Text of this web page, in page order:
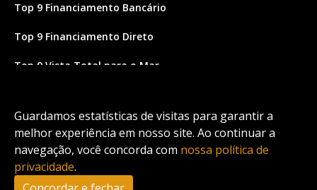
Guardamos estatísticas de visitas para garantir a
melhor experiência em nosso site. Ao continuar a
navegação, você concorda com nossa política de
privacidade.
Top 9 Financiamento Bancário
Top 9 Financiamento Direto
Top 9 Vista Total para o Mar
Site feito por Coruja Sistemas